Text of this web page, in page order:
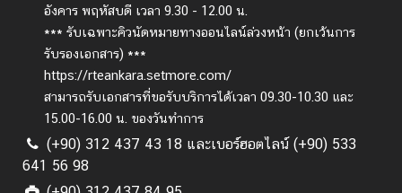
ต
เ
กี่
ย
ว
กั
บ
ส
อังคาร พฤหัสบดี เวลา 9.30 - 12.00 น.
*** รับเฉพาะคิวนัดหมายทางออนไลน์ล่วงหน้า (ยกเว้นการ
รับรองเอกสาร) ***
https://rteankara.setmore.com/
สามารถรับเอกสารที่ขอรับบริการได้เวลา 09.30-10.30 และ
15.00-16.00 น. ของวันทำการ
(+90) 312 437 43 18 และเบอร์ฮอตไลน์ (+90) 533
641 56 98